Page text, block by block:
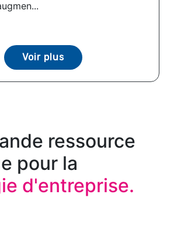
Voir plus
ressource
pour la
d'entreprise.